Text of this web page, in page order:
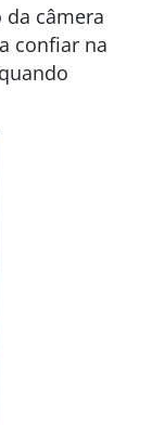
câmera
confiar na